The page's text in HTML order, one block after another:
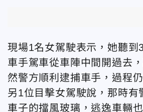
現場1名女駕駛表示，她聽到
車手駕車從車陣中間開過去
然警方順利逮捕車手，過程
另1位目擊女駕駛說，那時有
車子的擋風玻璃，逃逸車輛